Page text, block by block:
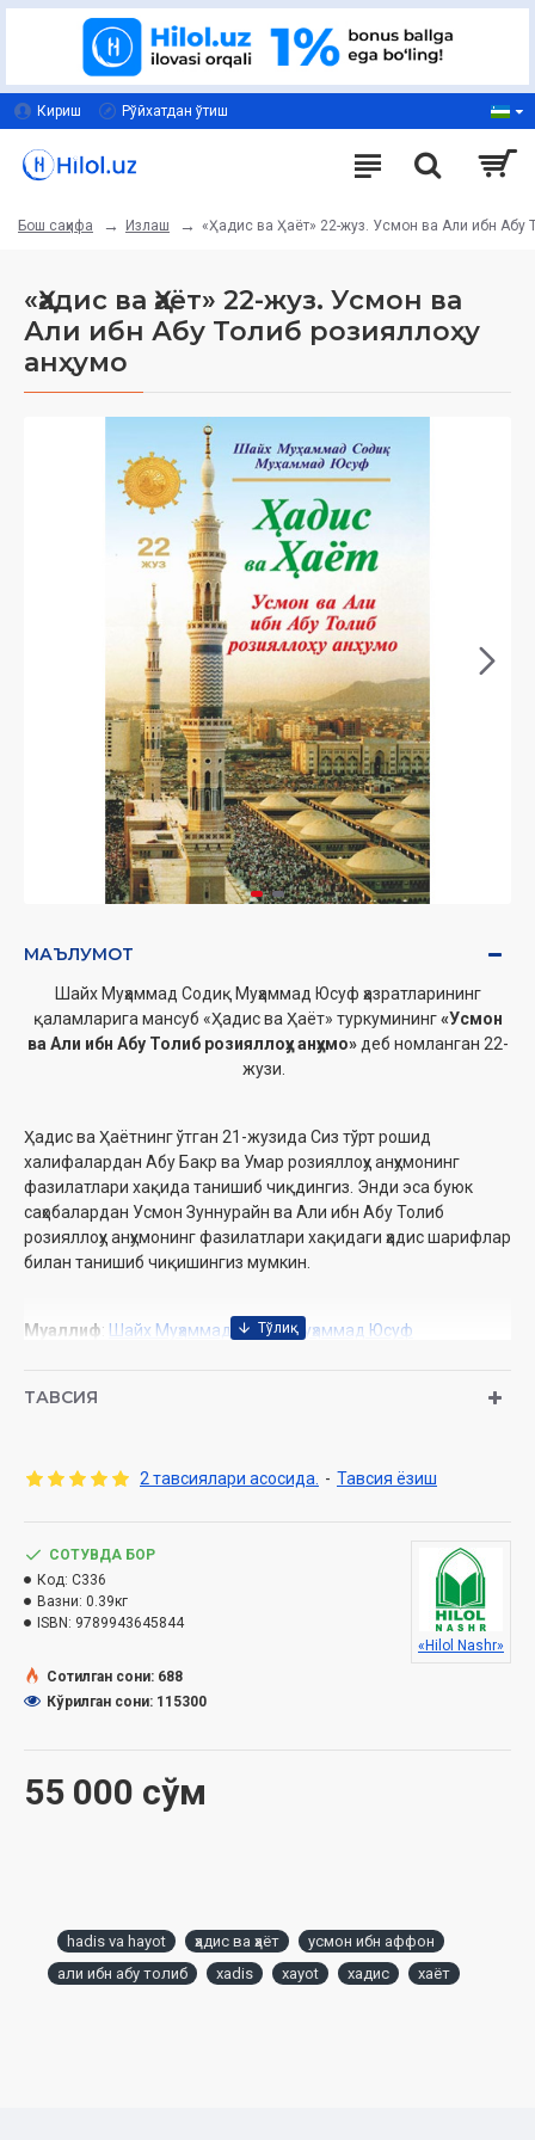
Кириш Рўйхатдан ўтиш
Бош саҳифа Излаш «Ҳадис ва Ҳаёт» 22-жуз. Усмон ва Али ибн Абу
«Ҳадис ва Ҳаёт» 22-жуз. Усмон ва
Али ибн Абу Толиб розияллоҳу
анҳумо
МАЪЛУМОТ
Шайх Муҳаммад Содиқ Муҳаммад Юсуф ҳазратларининг
қаламларига мансуб «Ҳадис ва Ҳаёт» туркумининг«Усмон
ва Али ибн Абу Толиб розияллоҳу анҳумо»деб номланган 22-
жузи.
Ҳадис ва Ҳаётнинг ўтган 21-жузида Сиз тўрт рошид
халифалардан Абу Бакр ва Умар розияллоҳу анҳумонинг
фазилатлари хақида танишиб чиқдингиз. Энди эса буюк
саҳобалардан Усмон Зуннурайн ва Али ибн Абу Толиб
розияллоҳу анҳумонинг фазилатлари хақидаги ҳадис шарифлар
билан танишиб чиқишингиз мумкин.
Муаллиф: Шайх Муҳаммад Содиқ Муҳаммад Юсуф
Ҳажми: 336 бет
Муқоваси: қаттиқ
Ўзбекистон Республикаси Вазирлар Маҳкамаси ҳузуридаги
Дин ишлари бўйича қўмитанинг 2020 йил 10 мартдаги
1801-сонли тавсияси ила чоп этилган.
Ушбу китобда қуйидаги масалаларга оид маълумотлар
Насаблари ва ҳаётларининг дастлабки босқичи
Саховат
Ҳудайбияда
ТАВСИЯ
2 тавсиялари асосида. - Тавсия ёзиш
55 000 сўм
СОТУВДА БОР
Код: C336
Вазни: 0.39кг
ISBN: 9789943645844
«Hilol Nashr»
Сотилган сони: 688
Кўрилган сони: 115300
hadis va hayot ҳадис ва ҳаёт
усмон ибн аффон
али ибн абу толиб
xadis xayot хадис хаёт